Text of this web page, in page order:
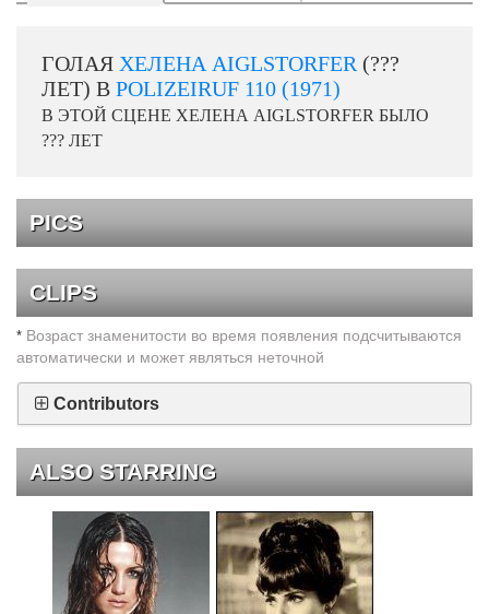
ГОЛАЯ ХЕЛЕНА AIGLSTORFER (???
ЛЕТ) В POLIZEIRUF 110 (1971)
В ЭТОЙ СЦЕНЕ ХЕЛЕНА AIGLSTORFER БЫЛО
??? ЛЕТ
PICS
CLIPS
* Возраст знаменитости во время появления подсчитываются
автоматически и может являться неточной
Contributors
ALSO STARRING